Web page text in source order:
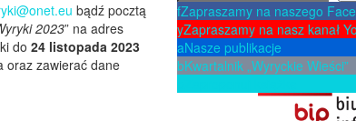
bądź pocztą
2023” na adres
do 24 listopada 2023
oraz zawierać dane
fZapraszamy na naszego
yZapraszamy na nasz kanał
aNasze publikacje
bKwartalnik „Wyryckie Wieści”